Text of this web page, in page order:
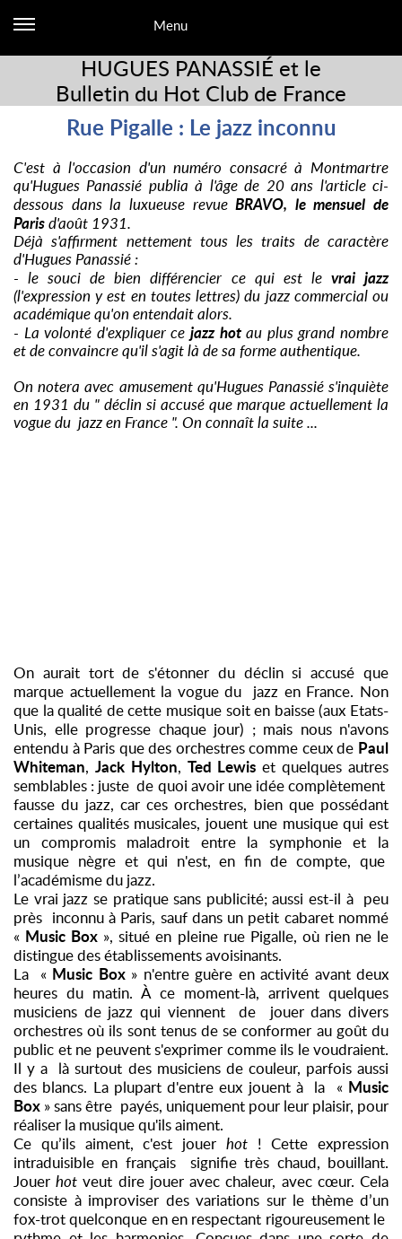
Menu
HUGUES PANASSIÉ et le
Bulletin du Hot Club de France
Rue Pigalle : Le jazz inconnu
C'est à l'occasion d'un numéro consacré à Montmartre
qu'Hugues Panassié publia à l'âge de 20 ans l'article ci-
dessous dans la luxueuse revueBRAVO, le mensuel de
Parisd'août 1931.
Déjà s'affirment nettement tous les traits de caractère
d'Hugues Panassié :
- le souci de bien différencier ce qui est le vrai jazz
(l'expression y est en toutes lettres) du jazz commercial ou
académique qu'on entendait alors.
- La volonté d'expliquer ce jazz hotau plus grand nombre
et de convaincre qu'il s'agit là de sa forme authentique.
On notera avec amusement qu'Hugues Panassié s'inquiète
en 1931 du " déclin si accusé que marque actuellement la
vogue du jazz en France ". On connaît la suite ...
On aurait tort de s'étonner du déclin si accusé que
marque actuellement la vogue du jazz en France. Non
que la qualité de cette musique soit en baisse (aux Etats-
Unis, elle progresse chaque jour) ; mais nous n'avons
entendu à Paris que des orchestres comme ceux de Paul
Whiteman, Jack Hylton, Ted Lewiset quelques autres
semblables : juste de quoi avoir une idée complètement
fausse du jazz, car ces orchestres, bien que possédant
certaines qualités musicales, jouent une musique qui est
un compromis maladroit entre la symphonie et la
musique nègre et qui n'est, en fin de compte, que
l’académisme du jazz.
Le vrai jazz se pratique sans publicité; aussi est-il à peu
près inconnu à Paris, sauf dans un petit cabaret nommé
« Music Box », situé en pleine rue Pigalle, où rien ne le
distingue des établissements avoisinants.
La « Music Box » n'entre guère en activité avant deux
heures du matin. À ce moment-là, arrivent quelques
musiciens de jazz qui viennent de jouer dans divers
orchestres où ils sont tenus de se conformer au goût du
public et ne peuvent s'exprimer comme ils le voudraient.
Il y a là surtout des musiciens de couleur, parfois aussi
des blancs. La plupart d'entre eux jouent à la « Music
Box » sans être payés, uniquement pour leur plaisir, pour
réaliser la musique qu'ils aiment.
Ce qu’ils aiment, c'est jouer hot ! Cette expression
intraduisible en français signifie très chaud, bouillant.
Jouerhotveut dire jouer avec chaleur, avec cœur. Cela
consiste à improviser des variations sur le thème d’un
fox-trot quelconque en en respectant rigoureusement le